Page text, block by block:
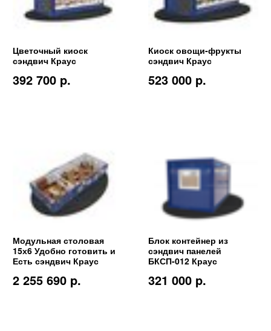
Цветочный киоск
сэндвич Краус
392 700 p.
Киоск овощи-фрукты
сэндвич Краус
523 000 p.
Модульная столовая
15х6 Удобно готовить и
Есть сэндвич Краус
2 255 690 p.
Блок контейнер из
сэндвич панелей
БКСП-012 Краус
321 000 p.